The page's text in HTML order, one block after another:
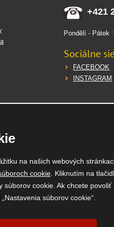
podlahy, toalety, atd.).
alergickou reakci. Při zasažení
V případě požití vypláchněte
+421
Pondělí - Pátek
Sociálne
FACEBOOK
INSTAGRAM
na našich webových
cookie. Kliknutím na
súborov cookie. Ak chcete povoliť
súborov cookie“.